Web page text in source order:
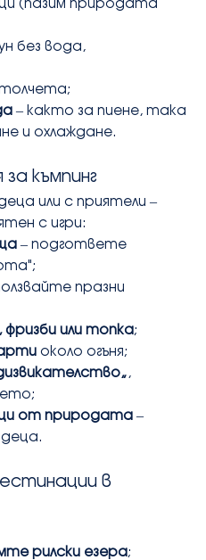
без вода,
– както за пиене, така
и охлаждане.
къмпинг
или с приятели –
с игри:
– подгответе
празни
фризби или топка;
около огъня;
,
от природата –
в
рилски езера;